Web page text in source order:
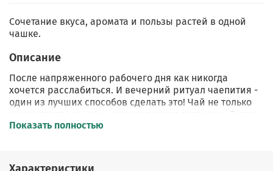
Сочетание вкуса, аромата и пользы растей в одной
чашке.
Описание
После напряженного рабочего дня как никогда
хочется расслабиться. И вечерний ритуал чаепития -
один из лучших способов сделать это! Чай не только
снимает стресс, но и оздоравливает организм. Состав:
гибискус, кусочки яблока, листочки мяты и черной
Показать полностью